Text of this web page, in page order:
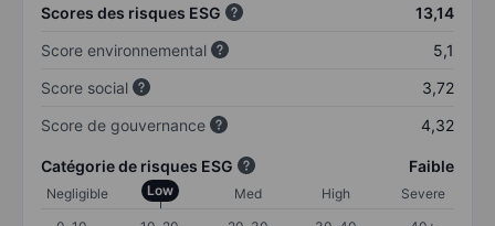
Scores des risques ESG
13,14
Score environnemental
5,1
Score social
3,72
Score de gouvernance
4,32
Catégorie de risques ESG Faible
Negligible Low Med High
Severe